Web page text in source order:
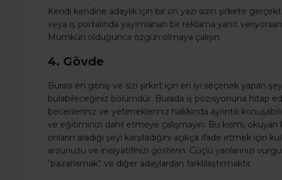
Kendi kendine adaylık için bir ön yazı sizin şirkete
veya iş portalında yayımlanan bir reklama yanıt
Mümkün olduğunca özgün olmaya çalışın.
4. Gövde
Burası en geniş ve sizi şirket için en iyi seçenek yapan
bulabileceğiniz bölümdür. Burada iş pozisyonuna hitap
becerileriniz ve yetenekleriniz hakkında ayrıntılı
ve eğitiminizi dahil etmeye çalışmayın. Bu kısmı,
onların aradığı şeyi karşıladığını açıkça ifade etmek için
arzunuzu ve inisiyatifinizi gösterin. Güçlü yanlarınızı
“pazarlamak” ve diğer adaylardan farklılaştırmaktır.